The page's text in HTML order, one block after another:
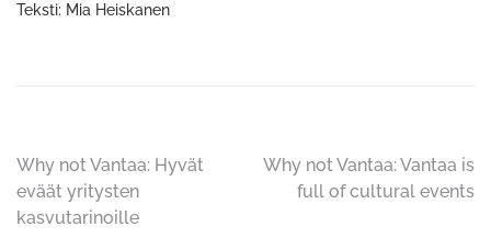
Teksti: Mia Heiskanen
Artikkelien
selaus
Why not Vantaa: Hyvät
eväät yritysten
kasvutarinoille
Why not Vantaa: Vantaa is
full of cultural events